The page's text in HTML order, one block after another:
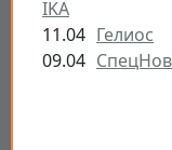
IKA
11.04 Гелиос
09.04